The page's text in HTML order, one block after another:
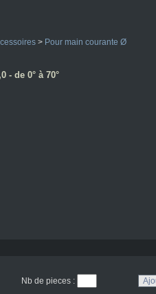
> Pour main courante Ø
- de 0° à 70°
Nb de pieces: